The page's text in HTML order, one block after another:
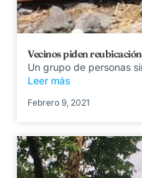
Vecinos piden
Un grupo de personas
Leer más
Febrero 9, 2021